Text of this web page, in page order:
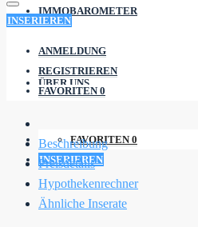
IMMOBAROMETER
ÜBER UNS
FAVORITEN 0
INSERIEREN
INSERIEREN
ANMELDUNG
REGISTRIEREN
FAVORITEN 0
Beschreibung
Preisdetails
Hypothekenrechner
Ähnliche Inserate